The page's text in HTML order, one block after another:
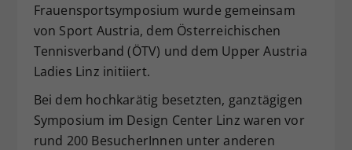
Frauensportsymposium wurde gemeinsam
von Sport Austria, dem Österreichischen
Tennisverband (ÖTV) und dem Upper Austria
Ladies Linz initiiert.
Bei dem hochkarätig besetzten, ganztägigen
Symposium im Design Center Linz waren vor
rund 200 BesucherInnen unter anderen